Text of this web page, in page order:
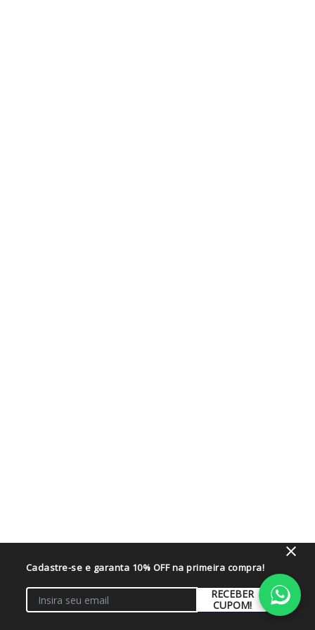
Cadastre-se e garanta 10% OFF na primeira compra!
RECEBER
CUPOM!